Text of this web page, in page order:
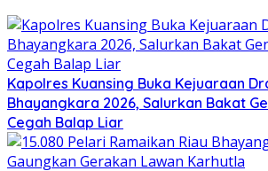
Kapolres Kuansing Buka Kejuaraan
Bhayangkara 2026, Salurkan Bakat
Cegah Balap Liar